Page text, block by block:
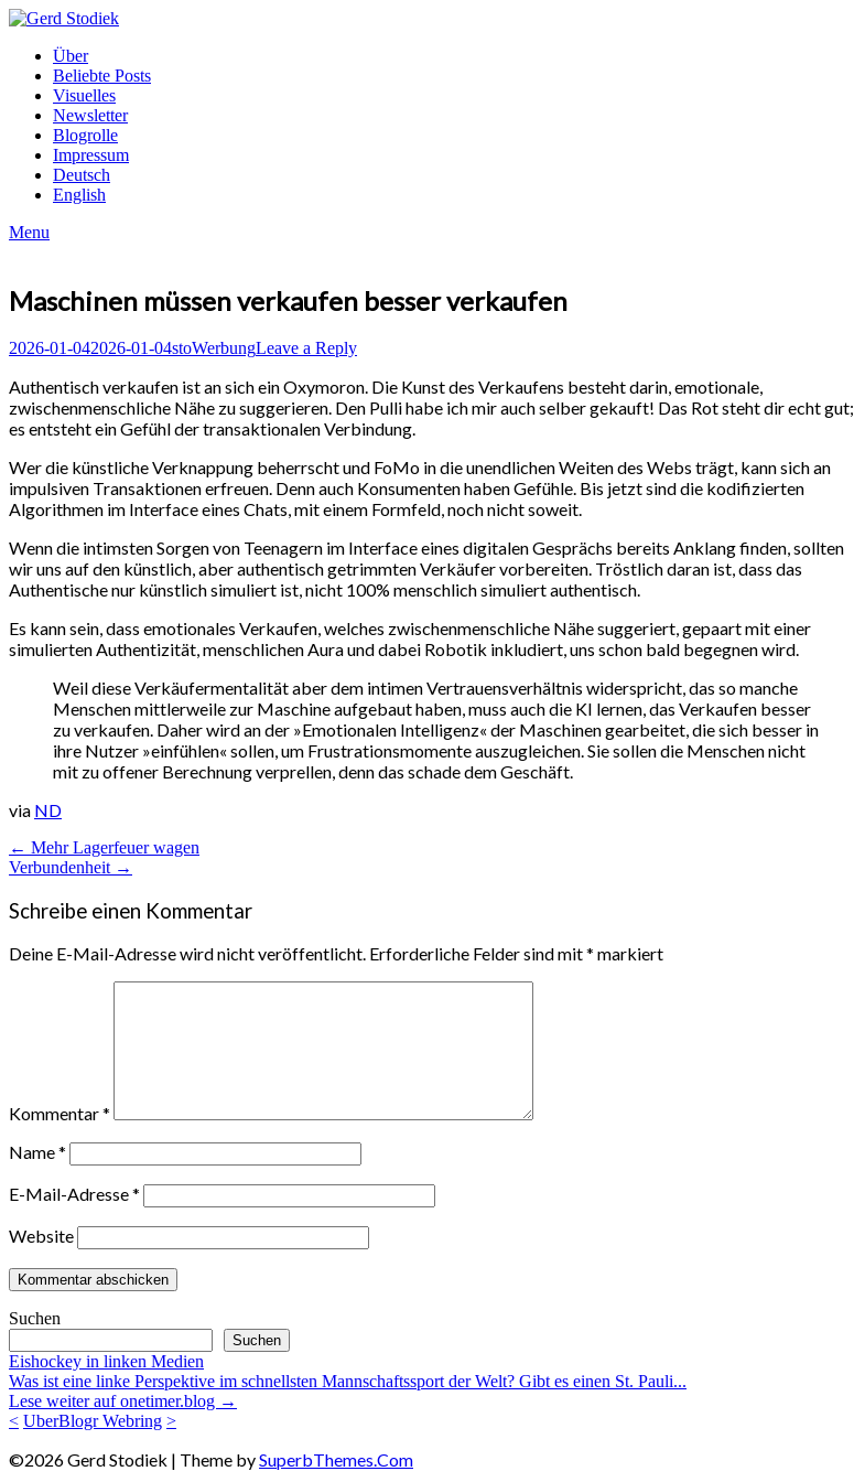
Skip
content
StodiekÜber
Beliebte Posts
Visuelles
Newsletter
Blogrolle
Impressum
Deutsch
English
Menu
Maschinen müssen verkaufen besser verkaufen
Posted
2026-01-042026-01-04Author
stoPosted
WerbungLeave a Reply
Authentisch verkaufen ist an sich ein Oxymoron. Die Kunst des Verkaufens besteht darin, emotionale,
zwischenmenschliche Nähe zu suggerieren. Den Pulli habe ich mir auch selber gekauft! Das Rot steht dir echt gut;
es entsteht ein Gefühl der transaktionalen Verbindung.
Wer die künstliche Verknappung beherrscht und FoMo in die unendlichen Weiten des Webs trägt, kann sich an
impulsiven Transaktionen erfreuen. Denn auch Konsumenten haben Gefühle. Bis jetzt sind die kodifizierten
Algorithmen im Interface eines Chats, mit einem Formfeld, noch nicht soweit.
Wenn die intimsten Sorgen von Teenagern im Interface eines digitalen Gesprächs bereits Anklang finden, sollten
wir uns auf den künstlich, aber authentisch getrimmten Verkäufer vorbereiten. Tröstlich daran ist, dass das
Authentische nur künstlich simuliert ist, nicht 100% menschlich simuliert authentisch.
Es kann sein, dass emotionales Verkaufen, welches zwischenmenschliche Nähe suggeriert, gepaart mit einer
simulierten Authentizität, menschlichen Aura und dabei Robotik inkludiert, uns schon bald begegnen wird.
Weil diese Verkäufermentalität aber dem intimen Vertrauensverhältnis widerspricht, das so manche
Menschen mittlerweile zur Maschine aufgebaut haben, muss auch die KI lernen, das Verkaufen besser
zu verkaufen. Daher wird an der »Emotionalen Intelligenz« der Maschinen gearbeitet, die sich besser in
ihre Nutzer »einfühlen« sollen, um Frustrationsmomente auszugleichen. Sie sollen die Menschen nicht
mit zu offener Berechnung verprellen, denn das schade dem Geschäft.
via ND
Beitragsnavigation
← Mehr Lagerfeuer wagen
Verbundenheit →
Schreibe einen Kommentar
Deine E-Mail-Adresse wird nicht veröffentlicht. Erforderliche Felder sind mit* markiert
Kommentar*
Name*
E-Mail-Adresse*
Website
Suchen
Suchen
Eishockey in linken Medien
Was ist eine linke Perspektive im schnellsten Mannschaftssport der Welt? Gibt es einen St. Pauli...
Lese weiter auf onetimer.blog →
< UberBlogr Webring >
©2026 Gerd Stodiek | Theme bySuperbThemes.Com